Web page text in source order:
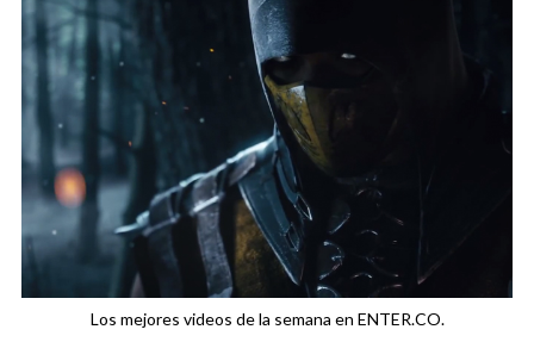
Los mejores videos de la semana en ENTER.CO.